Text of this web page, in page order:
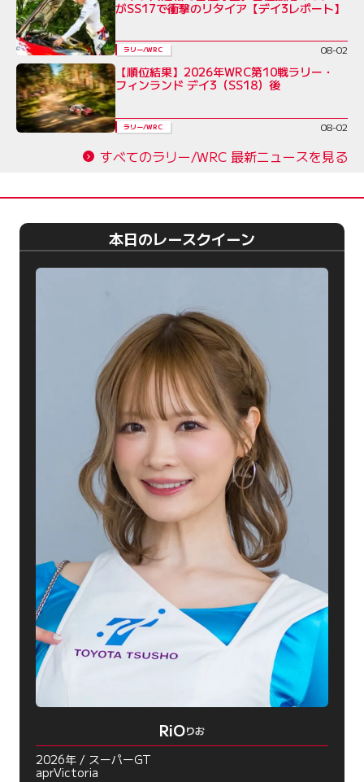
がSS17で衝撃のリタイア【デイ3レポート】
ラリー/WRC 08-02
【順位結果】2026年WRC第10戦ラリー・
フィンランド デイ3（SS18）後
ラリー/WRC 08-02
すべてのラリー/WRC 最新ニュースを見る
本日のレースクイーン
RiOりお
2026年 / スーパーGT
aprVictoria